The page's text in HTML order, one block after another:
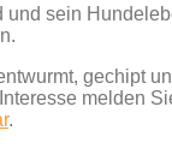
und sein
gechipt
melden
.